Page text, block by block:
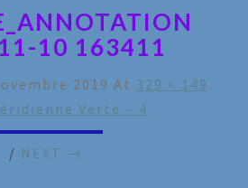
10 163411
2019 At 329 × 149
Verte – 4
/ NEXT →